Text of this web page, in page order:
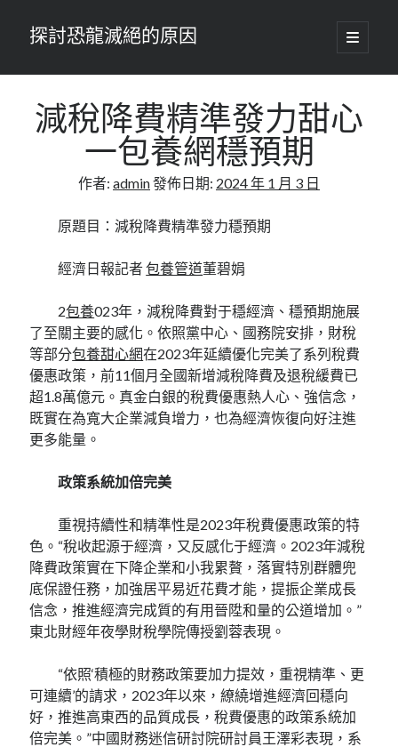
探討恐龍滅絕的原因
開
啟
要
單
減稅降費精準發力甜心
一包養網穩預期
作者: admin發佈日期: 2024 年 1 月 3 日
原題目：減稅降費精準發力穩預期
經濟日報記者包養管道董碧娟
2包養023年，減稅降費對于穩經濟、穩預期施展
了至關主要的感化。依照黨中心、國務院安排，財稅
等部分包養甜心網在2023年延續優化完美了系列稅費
優惠政策，前11個月全國新增減稅降費及退稅緩費已
超1.8萬億元。真金白銀的稅費優惠熱人心、強信念，
既實在為寬大企業減負增力，也為經濟恢復向好注進
更多能量。
政策系統加倍完美
重視持續性和精準性是2023年稅費優惠政策的特
色。“稅收起源于經濟，又反感化于經濟。2023年減稅
降費政策實在下降企業和小我累贅，落實特別群體兜
底保證任務，加強居平易近花費才能，提振企業成長
信念，推進經濟完成質的有用晉陞和量的公道增加。”
東北財經年夜學財稅學院傳授劉蓉表現。
“依照‘積極的財務政策要加力提效，重視精準、更
可連續’的請求，2023年以來，繚繞增進經濟回穩向
好，推進高東西的品質成長，稅費優惠的政策系統加
倍完美。”中國財務迷信研討院研討員王澤彩表現，系